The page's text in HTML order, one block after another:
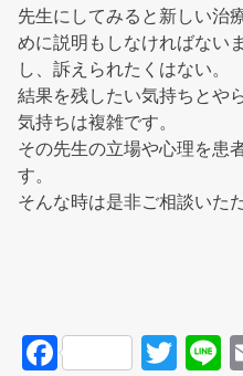
先生にしてみると新しい治
めに説明もしなければない
し、訴えられたくはない。
結果を残したい気持ちとや
気持ちは複雑です。
その先生の立場や心理を患
す。
そんな時は是非ご相談いた
F
T